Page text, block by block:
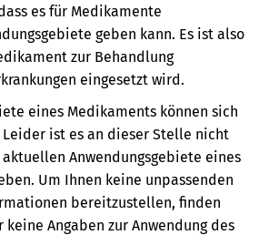
es für Medikamente
geben kann. Es ist also
zur Behandlung
eingesetzt wird.
eines Medikaments können sich
ist es an dieser Stelle nicht
Anwendungsgebiete eines
Um Ihnen keine unpassenden
bereitzustellen, finden
Angaben zur Anwendung des